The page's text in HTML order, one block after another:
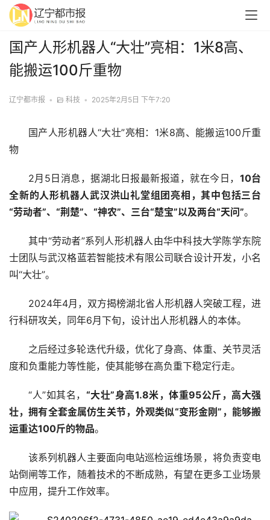
国产人形机器人“大壮”亮相：1米8高、
能搬运100斤重物
辽宁都市报 • 科技 • 2025年2月5日 下午7:20
国产人形机器人“大壮”亮相：1米8高、能搬运100斤重
物
2月5日消息，据湖北日报最新报道，就在今日， 10台
全新的人形机器人武汉洪山礼堂组团亮相，其中包括三台
“劳动者”、“荆楚”、“神农”、三台“楚宝”以及两台“天问”。
其中“劳动者”系列人形机器人由华中科技大学陈学东院
士团队与武汉格蓝若智能技术有限公司联合设计开发，小名
叫“大壮”。
2024年4月，双方揭榜湖北省人形机器人突破工程，进
行科研攻关，同年6月下旬，设计出人形机器人的本体。
之后经过多轮迭代升级，优化了身高、体重、关节灵活
度和负重能力等性能，使其能够在高负重下稳定行走。
“人”如其名， “大壮”身高1.8米，体重95公斤，高大强
壮，拥有全套金属仿生关节，外观类似“变形金刚”，能够搬
运重达100斤的物品。
该系列机器人主要面向电站巡检运维场景，将负责变电
站倒闸等工作，随着技术的不断成熟，有望在更多工业场景
中应用，提升工作效率。